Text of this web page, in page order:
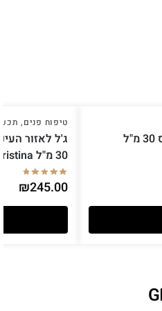
סרום מרווה ומשקם קומודקס 30 מ"ל
טיפוח פנים,
ג'ל לאזור
30 מ"ל Christina כריסטינה
₪245.00